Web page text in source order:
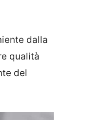
dalla
qualità
del